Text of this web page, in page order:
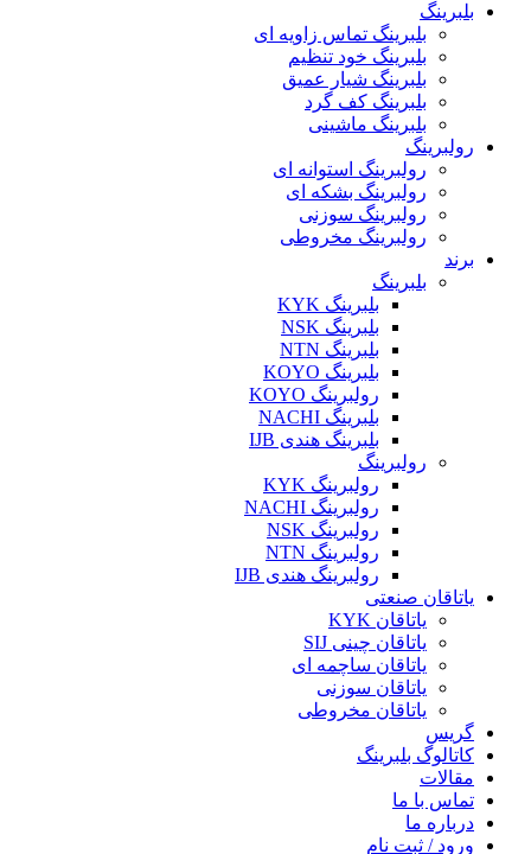
بلبرینگ
بلبرینگ تماس زاویه ای
بلبرینگ خود تنظیم
بلبرینگ شیار عمیق
بلبرینگ کف گرد
بلبرینگ ماشینی
رولبرینگ
رولبرینگ استوانه ای
رولبرینگ بشکه ای
رولبرینگ سوزنی
رولبرینگ مخروطی
برند
بلبرینگ
بلبرینگ KYK
بلبرینگ NSK
بلبرینگ NTN
بلبرینگ KOYO
رولبرینگ KOYO
بلبرینگ NACHI
بلبرینگ هندی IJB
رولبرینگ
رولبرینگ KYK
رولبرینگ NACHI
رولبرینگ NSK
رولبرینگ NTN
رولبرینگ هندی IJB
یاتاقان صنعتی
یاتاقان KYK
یاتاقان چینی SIJ
یاتاقان ساچمه ای
یاتاقان سوزنی
یاتاقان مخروطی
گریس
کاتالوگ بلبرینگ
مقالات
تماس با ما
درباره ما
ورود / ثبت نام